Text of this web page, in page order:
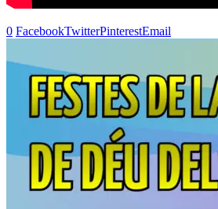
0 FacebookTwitterPinterestEmail